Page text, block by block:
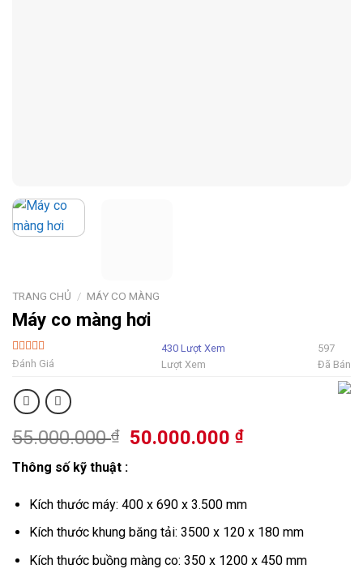
TRANG CHỦ / MÁY CO MÀNG
Máy co màng hơi
5 Sao
Đánh Giá
430 Lượt Xem
Lượt Xem
597
Đã Bán
55.000.000₫
Giá
55.000.000 ₫.
50.000.000₫Giá
50.000.000
Thông số kỹ thuật :
Kích thước máy: 400 x 690 x 3.500 mm
Kích thước khung băng tải: 3500 x 120 x 180 mm
Kích thước buồng màng co: 350 x 1200 x 450 mm